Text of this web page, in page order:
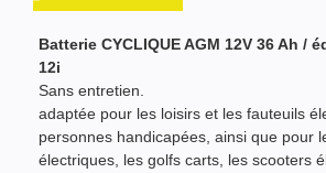
Batterie CYCLIQUE AGM 12V 36 Ah /
12i
Sans entretien.
adaptée pour les loisirs et les fauteuils
personnes handicapées, ainsi que pour
électriques, les golfs carts, les scooters